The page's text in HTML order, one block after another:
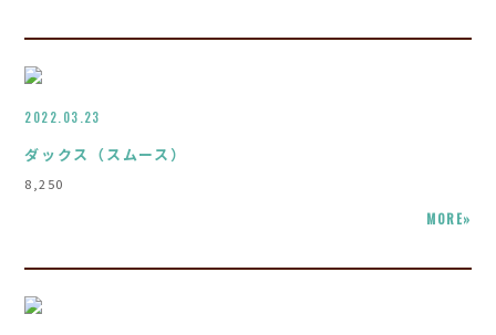
2022.03.23
ダックス（スムース）
8,250
MORE»